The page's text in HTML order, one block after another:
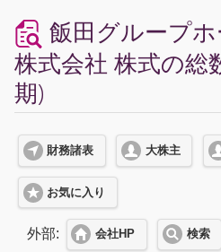
飯田グループ
株式会社 株式の総
期)
財務諸表 大株主
お気に入り
外部: 会社HP 検索